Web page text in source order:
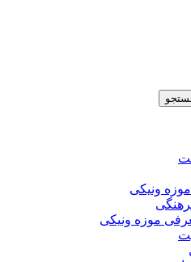
موزه ونیکی
موزه ونیکی